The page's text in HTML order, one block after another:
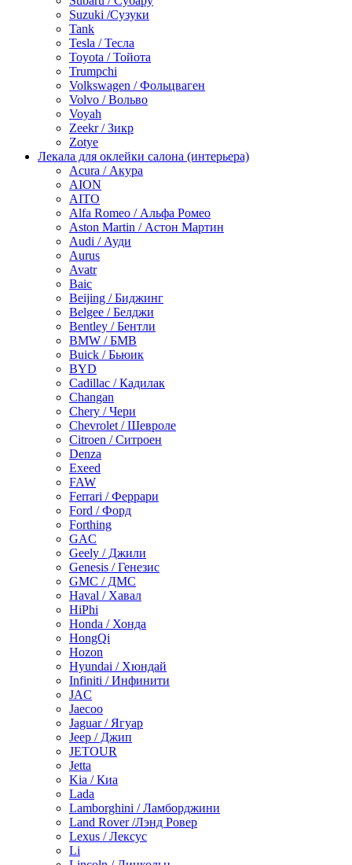
Suzuki /Сузуки
Tank
Tesla / Тесла
Toyota / Тойота
Trumpchi
Volkswagen / Фольцваген
Volvo / Вольво
Voyah
Zeekr / Зикр
Zotye
Лекала для оклейки салона (интерьера)
Acura / Акура
AION
AITO
Alfa Romeo / Альфа Ромео
Aston Martin / Астон Мартин
Audi / Ауди
Aurus
Avatr
Baic
Beijing / Биджинг
Belgee / Белджи
Bentley / Бентли
BMW / БМВ
Buick / Бьюик
BYD
Cadillac / Кадилак
Changan
Chery / Чери
Chevrolet / Шевроле
Citroen / Ситроен
Denza
Exeed
FAW
Ferrari / Феррари
Ford / Форд
Forthing
GAC
Geely / Джили
Genesis / Генезис
GMC / ДМС
Haval / Хавал
HiPhi
Honda / Хонда
HongQi
Hozon
Hyundai / Хюндай
Infiniti / Инфинити
JAC
Jaecoo
Jaguar / Ягуар
Jeep / Джип
JETOUR
Jetta
Kia / Киа
Lada
Lamborghini / Ламборджини
Land Rover /Лэнд Ровер
Lexus / Лексус
Li